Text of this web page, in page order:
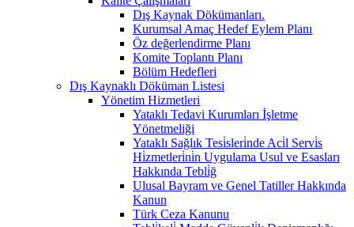
Dış Kaynak Dökümanları.
Kurumsal Amaç Hedef Eylem Planı
Öz değerlendirme Planı
Komite Toplantı Planı
Bölüm Hedefleri
Dış Kaynaklı Döküman Listesi
Yönetim Hizmetleri
Yataklı Tedavi Kurumları İşletme
Yönetmeliği
Yataklı Sağlık Tesi̇sleri̇nde Aci̇l Servi̇s
Hi̇zmetleri̇ni̇n Uygulama Usul ve Esasları
Hakkında Tebli̇ğ
Ulusal Bayram ve Genel Tatiller Hakkında
Kanun
Türk Ceza Kanunu